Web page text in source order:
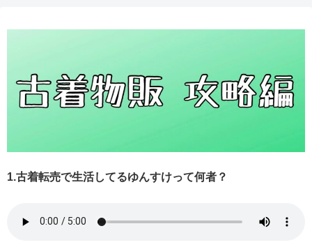
1.古着転売で生活してるゆんすけって何者？